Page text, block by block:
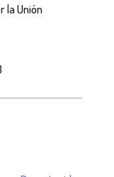
la Unión